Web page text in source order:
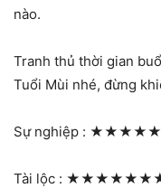
nào.
Tranh thủ thời gian
Tuổi Mùi nhé, đừng
Sự nghiệp :
Tài lộc :